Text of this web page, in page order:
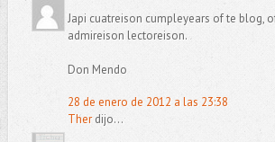
Japi cuatreison cumpleyears of te blog,
admireison lectoreison.
Don Mendo
28 de enero de 2012 a las 23:38
Therdijo...